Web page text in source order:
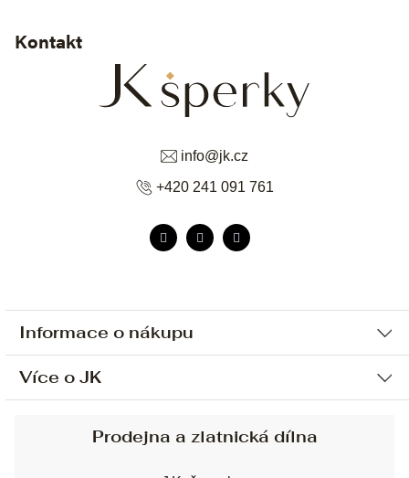
Informace o nákupu
Ochrana osobních údajů
Sjednání osobní schůzky
Obchodní podmínky
Více o JK
Kontakt
info@jk.cz
+420 241 091 761
Prodejna a zlatnická dílna